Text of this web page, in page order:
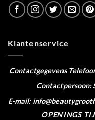
Klantenservice
Contactgegevens
Contactpersoon:
E-mail:
OPENINGS